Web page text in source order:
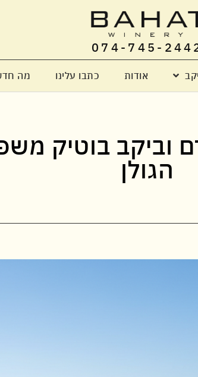
074-745-
אודות כתבו עלינו מה
וביקב בוטיק
הגולן